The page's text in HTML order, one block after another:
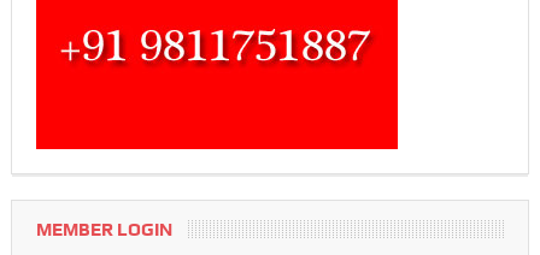
MEMBER LOGIN